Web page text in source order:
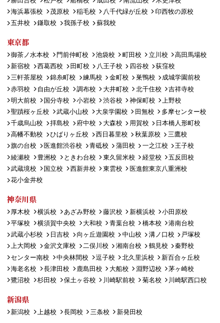
海浜幕張校
茂原校 稲毛校 八千代緑が丘校
印西牧の原校
五井校
鎌取校 我孫子校 蘇我校
東京都
御茶ノ水本校 門前仲町校 池袋校 町田校 立川校
高田馬場校
新宿校
西葛西校 田町校 八王子校 四谷校
荻窪校
三軒茶屋校
錦糸町校 練馬校 金町校 巣鴨校
成城学園前校
赤羽校
自由が丘校 調布校 大井町校 北千住校
吉祥寺校
明大前校
国分寺校 小岩校 渋谷校 神保町校
上野校
聖蹟桜ヶ丘校
武蔵小山校 大泉学園校 田無校
多摩センター校
千歳烏山校
拝島校 府中校 大森校 用賀校
日本橋人形町校
高幡不動校
ひばりヶ丘校 西日暮里校 秋葉原校
三鷹校
旗の台校
医進館渋谷校 青砥校 蒲田校 一之江校
王子校
綾瀬校
豊洲校 ときわ台校 東久留米校 経堂校
五反田校
武蔵境校
国立校 西新井校 東雲校
医進館東京八重洲校
花小金井校
神奈川県
厚木校 横浜校 あざみ野校 藤沢校 新横浜校
小田原校
平塚校
横須賀中央校 大和校 青葉台校 橋本校
港南台校
武蔵小杉校
日吉校 向ヶ丘遊園校 中山校 溝ノ口校
戸塚校
上大岡校
金沢文庫校 二俣川校 湘南台校 鶴見校
秦野校
センター南校
中央林間校 逗子校 北久里浜校
新百合ヶ丘校
海老名校
長津田校 鹿島田校 大船校 淵野辺校
茅ヶ崎校
鷺沼校
杉田校 保土ヶ谷校 川崎駅前校 菊名校 川崎駅西口校
新潟県
新潟校 上越校 長岡校 三条校 新発田校